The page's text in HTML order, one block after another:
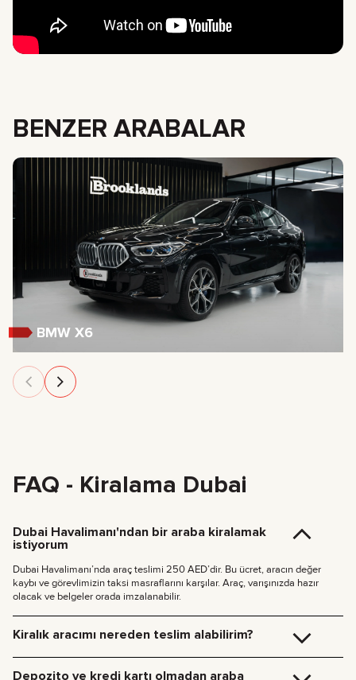
BENZER ARABALAR
BMW X6
FAQ - Kiralama Dubai
Dubai Havalimanı'ndan bir araba kiralamak
istiyorum
Dubai Havalimanı’nda araç teslimi 250 AED’dir. Bu ücret, aracın değer
kaybı ve görevlimizin taksi masraflarını karşılar. Araç, varışınızda hazır
olacak ve belgeler orada imzalanabilir.
Kiralık aracımı nereden teslim alabilirim?
Depozito ve kredi kartı olmadan araba